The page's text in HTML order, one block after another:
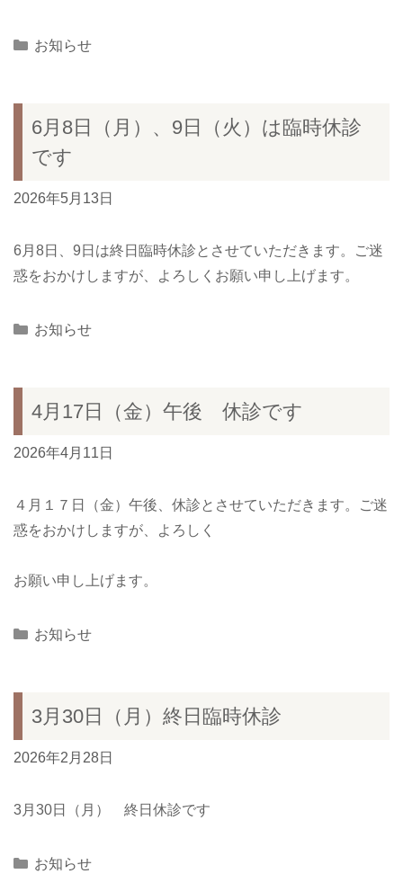
Categories
お知らせ
6月8日（月）、9日（火）は臨時休診
です
2026年5月13日
6月8日、9日は終日臨時休診とさせていただきます。ご迷
惑をおかけしますが、よろしくお願い申し上げます。
Categories
お知らせ
4月17日（金）午後 休診です
2026年4月11日
４月１７日（金）午後、休診とさせていただきます。ご迷
惑をおかけしますが、よろしく
お願い申し上げます。
Categories
お知らせ
3月30日（月）終日臨時休診
2026年2月28日
3月30日（月） 終日休診です
Categories
お知らせ